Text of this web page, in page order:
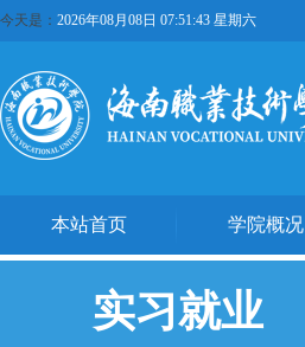
今天是： 2026年08月08日 07:51:43 星期六
本站首页 学院概况
实习就业